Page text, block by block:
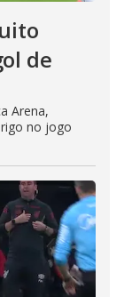
de
Arena,
no jogo